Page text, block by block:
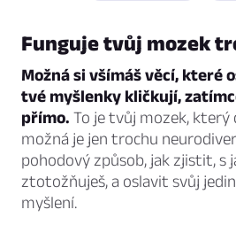
Funguje tvůj mozek
Možná si všímáš věcí, které
tvé myšlenky kličkují,
přímo. To je tvůj mozek, který
možná je jen trochu
pohodový způsob, jak zjistit, s
ztotožňuješ, a oslavit svůj
myšlení.